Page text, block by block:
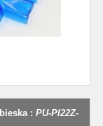
:PU-PI22Z-